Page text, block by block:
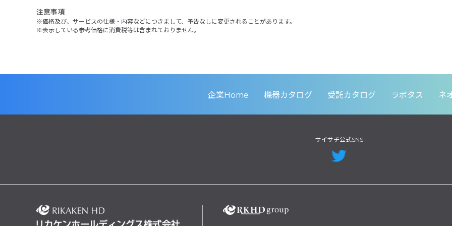
注意事項
価格及び、サービスの仕様・内容などにつきまして、予告なしに変更されることがあります。
表示している参考価格に消費税等は含まれておりません。
企業Home 機器カタログ 受託カタログ ラボタス ネ
サイサチ公式SNS